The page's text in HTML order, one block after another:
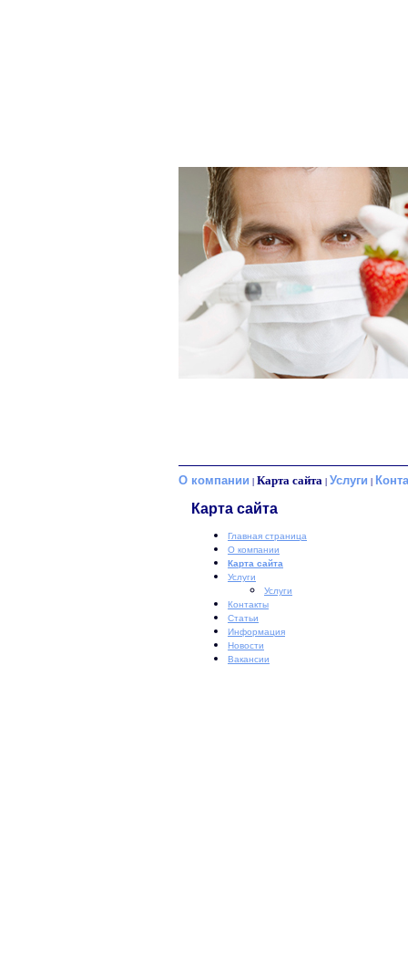
О компании | Карта сайта | Услуги |
Карта сайта
Главная страница
О компании
Карта сайта
Услуги
Услуги
Контакты
Статьи
Информация
Новости
Вакансии